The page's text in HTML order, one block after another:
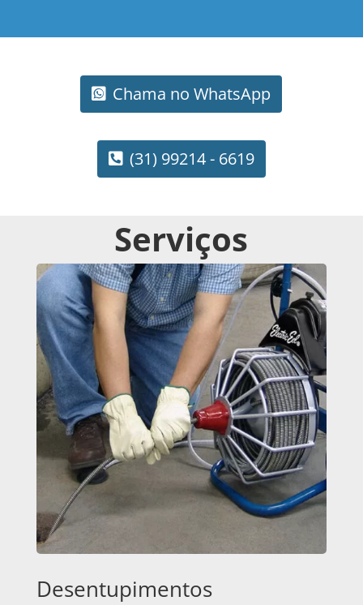
Chama no WhatsApp
(31) 99214 - 6619
Serviços
Desentupimentos